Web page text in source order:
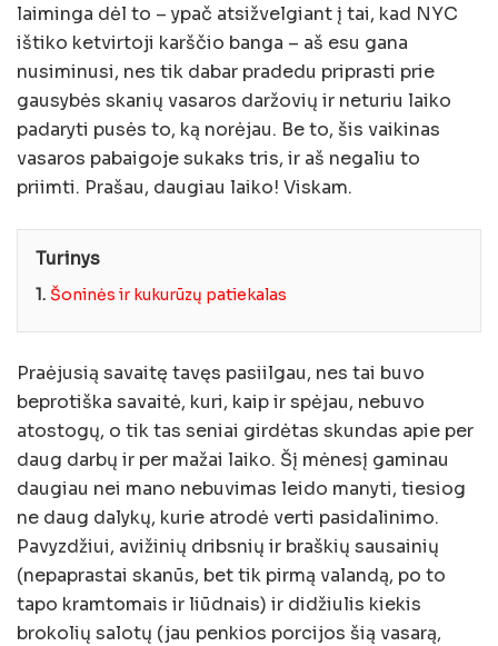
laiminga dėl to – ypač atsižvelgiant į tai, kad NYC
ištiko ketvirtoji karščio banga – aš esu gana
nusiminusi, nes tik dabar pradedu priprasti prie
gausybės skanių vasaros daržovių ir neturiu laiko
padaryti pusės to, ką norėjau. Be to, šis vaikinas
vasaros pabaigoje sukaks tris, ir aš negaliu to
priimti. Prašau, daugiau laiko! Viskam.
Turinys
1. Šoninės ir kukurūzų patiekalas
Praėjusią savaitę tavęs pasiilgau, nes tai buvo
beprotiška savaitė, kuri, kaip ir spėjau, nebuvo
atostogų, o tik tas seniai girdėtas skundas apie per
daug darbų ir per mažai laiko. Šį mėnesį gaminau
daugiau nei mano nebuvimas leido manyti, tiesiog
ne daug dalykų, kurie atrodė verti pasidalinimo.
Pavyzdžiui, avižinių dribsnių ir braškių sausainių
(nepaprastai skanūs, bet tik pirmą valandą, po to
tapo kramtomais ir liūdnais) ir didžiulis kiekis
brokolių salotų (jau penkios porcijos šią vasarą,